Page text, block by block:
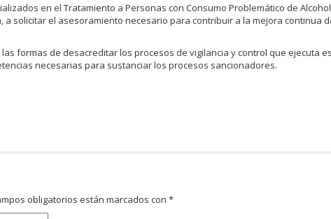
en el Tratamiento a Personas con Consumo Problemático de
solicitar el asesoramiento necesario para contribuir a la mejora continua
formas de desacreditar los procesos de vigilancia y control que ejecuta
necesarias para sustanciar los procesos sancionadores.
obligatorios están marcados con*